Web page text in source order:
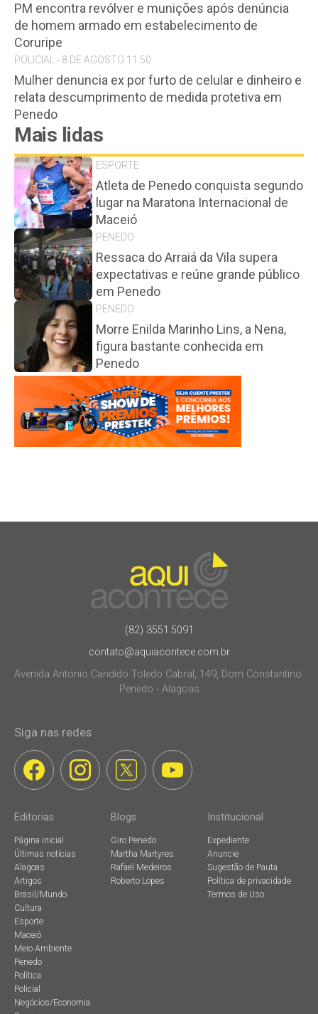
PM encontra revólver e munições após denúncia
de homem armado em estabelecimento de
Coruripe
POLICIAL - 8 DE AGOSTO 11:50
Mulher denuncia ex por furto de celular e dinheiro e
relata descumprimento de medida protetiva em
Penedo
Mais lidas
ESPORTE
Atleta de Penedo conquista segundo
lugar na Maratona Internacional de
Maceió
PENEDO
Ressaca do Arraiá da Vila supera
expectativas e reúne grande público
em Penedo
PENEDO
Morre Enilda Marinho Lins, a Nena,
figura bastante conhecida em
Penedo
(82) 3551.5091
contato@aquiacontece.com.br
Avenida Antonio Candido Toledo Cabral, 149, Dom Constantino.
Penedo - Alagoas
Siga nas redes
Editorias
Página inicial
Últimas notícias
Alagoas
Artigos
Brasil/Mundo
Cultura
Esporte
Maceió
Meio Ambiente
Penedo
Política
Policial
Negócios/Economia
Blogs
Giro Penedo
Martha Martyres
Rafael Medeiros
Roberto Lopes
Institucional
Expediente
Anuncie
Sugestão de Pauta
Política de privacidade
Termos de Uso